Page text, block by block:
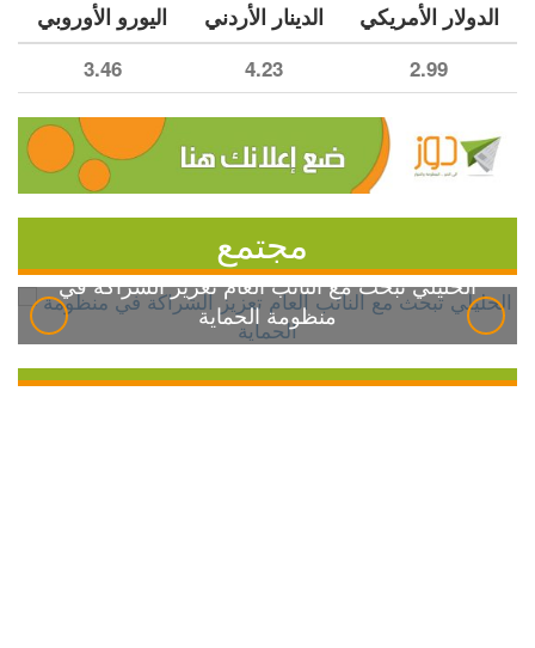
الدولار الأمريكي الدينار الأردني اليورو الأوروبي
2.99
4.23
3.46
مجتمع
الخليلي تبحث مع النائب العام تعزيز الشراكة في
منظومة الحماية